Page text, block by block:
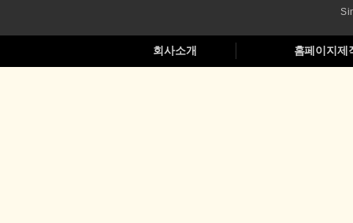
회사소개 홈페이지제